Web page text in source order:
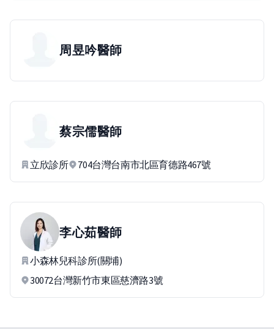
周昱吟醫師
蔡宗儒醫師
立欣診所 704台灣台南市北區育德路467號
李心茹醫師
小森林兒科診所(關埔)
30072台灣新竹市東區慈濟路3號